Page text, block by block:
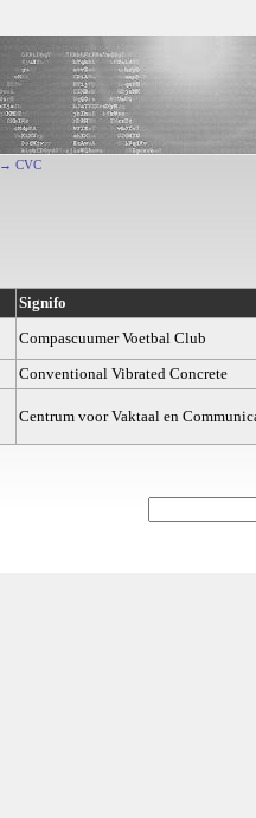
→ CVC
Signifo
Compascuumer Voetbal Club
Conventional Vibrated Concrete
Centrum voor Vaktaal en